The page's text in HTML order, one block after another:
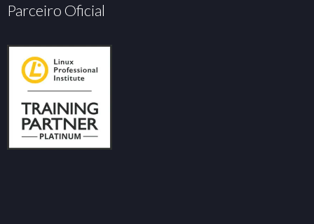
Parceiro Oficial